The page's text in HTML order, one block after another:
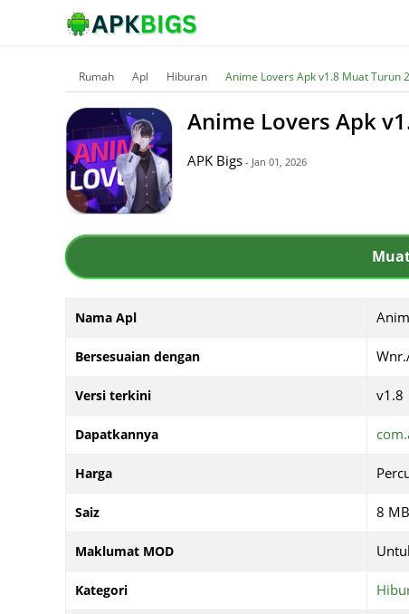
Rumah Apl Hiburan Anime Lovers Apk v1.8 Muat Turun
Anime Lovers Apk
APK Bigs - Jan 01, 2026
Nama Apl
Bersesuaian dengan
Versi terkini v1.8
Dapatkannya
Harga
Saiz 8 MB
Maklumat MOD
Kategori